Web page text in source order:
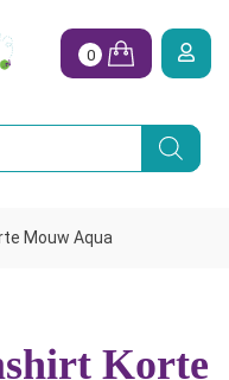
0
Mouw Aqua
Korte